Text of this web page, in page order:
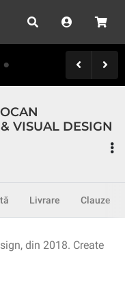
VISUAL DESIGN
Livrare Clauze
din 2018. Create